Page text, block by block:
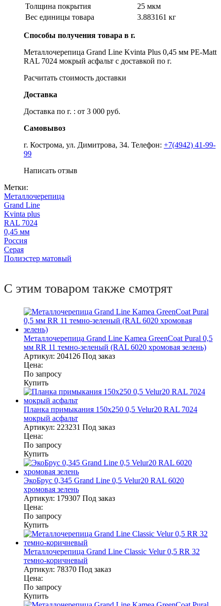
Толщина покрытия
25 мкм
Вес единицы товара
3.883161 кг
Способы получения товара в г.
Металлочерепица Grand Line Kvinta Plus 0,45 мм PE-Matt
RAL 7024 мокрый асфальт с доставкой по г.
Расчитать стоимость доставки
Доставка
Доставка по г. : от 3 000 руб.
Самовывоз
г. Кострома, ул. Димитрова, 34. Телефон: +7(4942) 41-99-
99
Написать отзыв
Метки:
Металлочерепица
Grand Line
Kvinta plus
RAL 7024
0,45 мм
Россия
Серая
Полиэстер матовый
С этим товаром также смотрят
Металлочерепица Grand Line Kamea GreenCoat Pural 0,5
мм RR 11 темно-зеленый (RAL 6020 хромовая зелень)
Артикул: 204126 Под заказ
Цена:
По запросу
Купить
Планка примыкания 150х250 0,5 Velur20 RAL 7024
мокрый асфальт
Артикул: 223231 Под заказ
Цена:
По запросу
Купить
ЭкоБрус 0,345 Grand Line 0,5 Velur20 RAL 6020
хромовая зелень
Артикул: 179307 Под заказ
Цена:
По запросу
Купить
Металлочерепица Grand Line Classic Velur 0,5 RR 32
темно-коричневый
Артикул: 78370 Под заказ
Цена:
По запросу
Купить